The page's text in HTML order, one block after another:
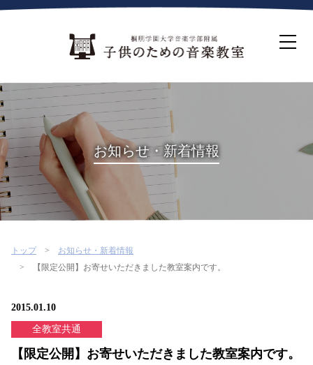
ホーム
生徒募集について
教室案内
コース紹介
概要・沿革
桐朋を選ぶ理由
インタビュー・コラム
イベント
よくある質問
お知らせ・新着情報
トップ
お知らせ・新着情報
【限定公開】お寄せいただきました教室案内です。
2015.01.10
全教室共通
【限定公開】お寄せいただきました教室案内です。